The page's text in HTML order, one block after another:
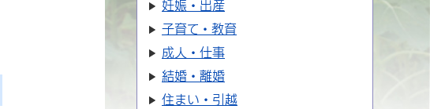
妊娠・出産
子育て・教育
成人・仕事
結婚・離婚
住まい・引越